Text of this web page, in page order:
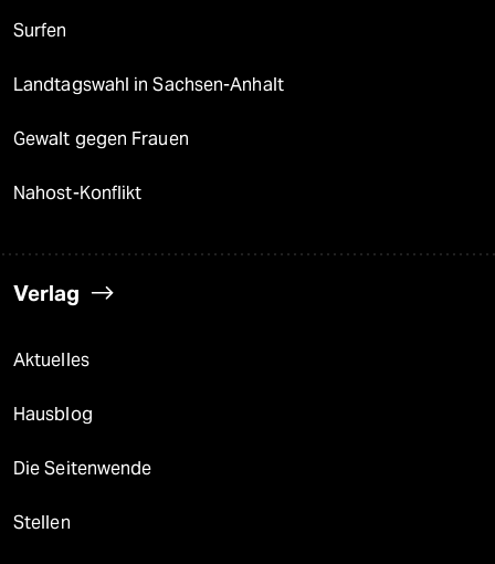
Surfen
Landtagswahl in Sachsen-Anhalt
Gewalt gegen Frauen
Nahost-Konflikt
Verlag
Aktuelles
Hausblog
Die Seitenwende
Stellen